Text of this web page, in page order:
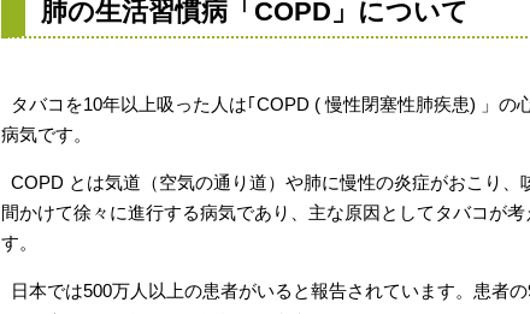
肺の生活習慣病「COPD」について
タバコを10年以上吸った人は｢COPD ( 慢性閉塞性肺疾患) 」の
病気です。
COPD とは気道（空気の通り道）や肺に慢性の炎症がおこり
間かけて徐々に進行する病気であり、主な原因としてタバコが
す。
日本では500万人以上の患者がいると報告されています。患者